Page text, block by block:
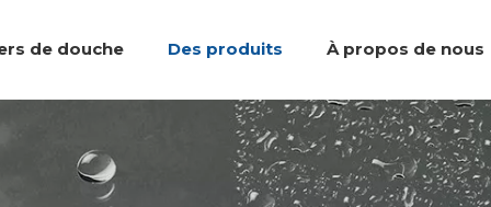
de douche Des produits À propos de nous